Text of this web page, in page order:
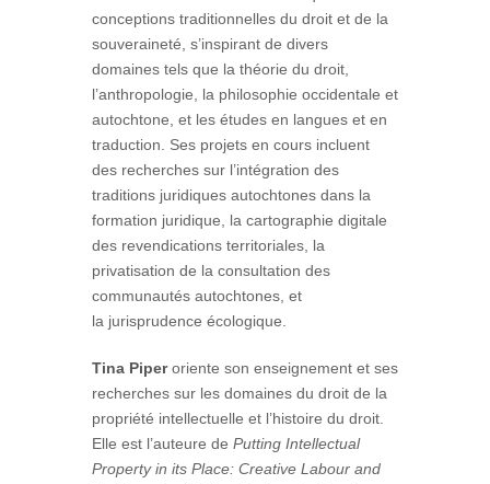
conceptions traditionnelles du droit et de la
souveraineté, s’inspirant de divers
domaines tels que la théorie du droit,
l’anthropologie, la philosophie occidentale et
autochtone, et les études en langues et en
traduction. Ses projets en cours incluent
des recherches sur l’intégration des
traditions juridiques autochtones dans la
formation juridique, la cartographie digitale
des revendications territoriales, la
privatisation de la consultation des
communautés autochtones, et
la jurisprudence écologique.
Tina Piperoriente son enseignement et ses
recherches sur les domaines du droit de la
propriété intellectuelle et l’histoire du droit.
Elle est l’auteure de Putting Intellectual
Property in its Place: Creative Labour and